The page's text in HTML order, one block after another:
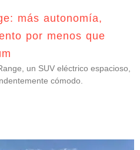
más autonomía,
por menos que
un SUV eléctrico espacioso,
cómodo.